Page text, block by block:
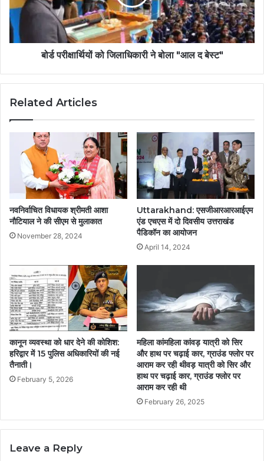
बोर्ड परीक्षार्थियों को जिलाधिकारी ने बोला "आल द बेस्ट"
Related Articles
नवनिर्वाचित विधायक श्रीमती आशा
नौटियाल ने की सीएम से मुलाकात
November 28, 2024
Uttarakhand: एसजीआरआरआईएम
एंड एचएस में दो दिवसीय उत्तराखंड
पैडिकॉन का आयोजन
April 14, 2024
कानून व्यवस्था को धार देने की कोशिश:
हरिद्वार में 15 पुलिस अधिकारियों की नई
तैनाती।
February 5, 2026
महिला कांमहिला कांवड़ यात्री को सिर
और हाथ पर चढ़ाई कार, ग्राउंड फ्लोर पर
आराम कर रही थीवड़ यात्री को सिर और
हाथ पर चढ़ाई कार, ग्राउंड फ्लोर पर
आराम कर रही थी
February 26, 2025
Leave a Reply